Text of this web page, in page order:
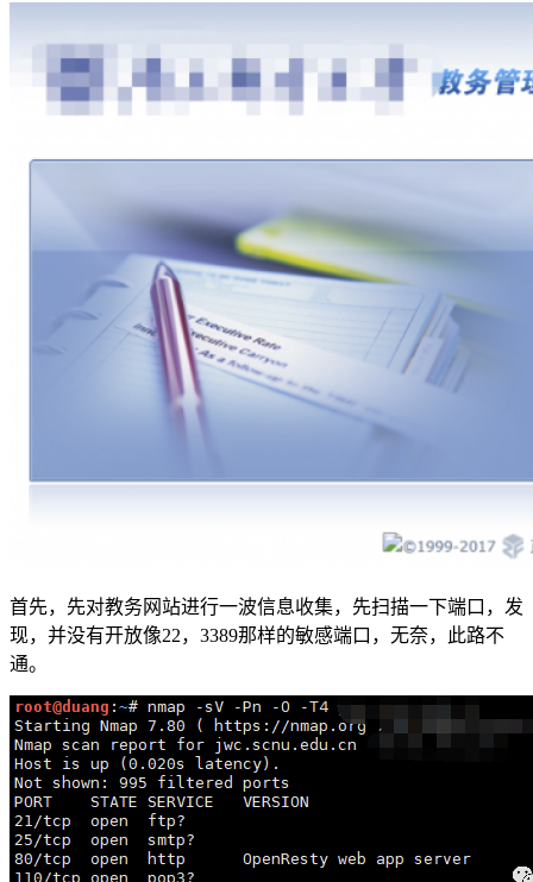
首先，先对教务网站进行一波信息收集，先扫描一下端口，发
现，并没有开放像22，3389那样的敏感端口，无奈，此路不
通。